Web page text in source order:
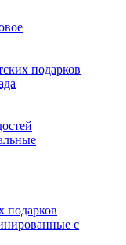
подарков
подарков
с